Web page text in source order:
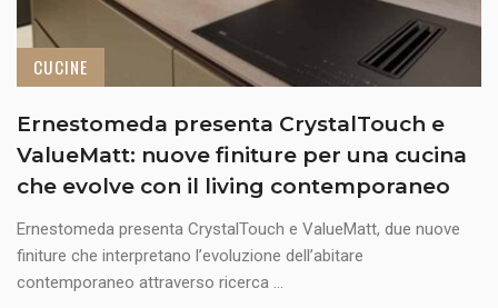
CUCINE
Ernestomeda presenta CrystalTouch e
ValueMatt: nuove finiture per una cucina
che evolve con il living contemporaneo
Ernestomeda presenta CrystalTouch e ValueMatt, due nuove
finiture che interpretano l’evoluzione dell’abitare
contemporaneo attraverso ricerca ...